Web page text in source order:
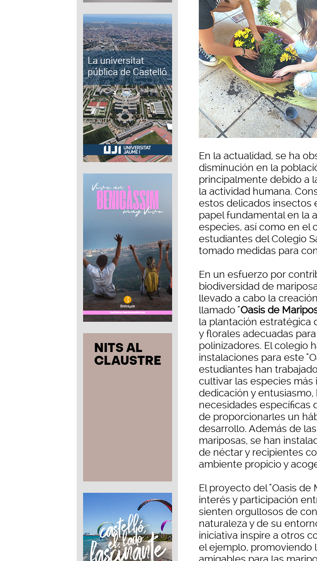
En la actualidad, se ha
disminución en la
principalmente debido a
la actividad humana.
estos delicados insectos
papel fundamental en la
especies, así como en el
estudiantes del Colegio
tomado medidas para
En un esfuerzo por
biodiversidad de
llevado a cabo la
llamado "Oasis de
la plantación estratégica
y florales adecuadas
polinizadores. El colegio
instalaciones para este
estudiantes han
cultivar las especies más
dedicación y
necesidades específicas
de proporcionarles un
desarrollo. Además de
mariposas, se han
de néctar y recipientes
ambiente propicio y
El proyecto del "Oasis de
interés y participación
sienten orgullosos de
naturaleza y de su
iniciativa inspire a otros
el ejemplo, promoviendo